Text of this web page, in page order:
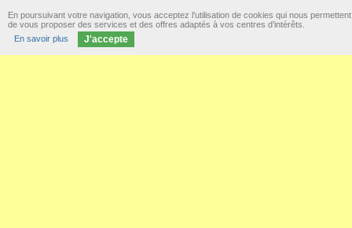
En poursuivant votre navigation, vous acceptez l’utilisation de cookies qui nous permettent
de vous proposer des services et des offres adaptés à vos centres d’intérêts.
En savoir plus
J'accepte